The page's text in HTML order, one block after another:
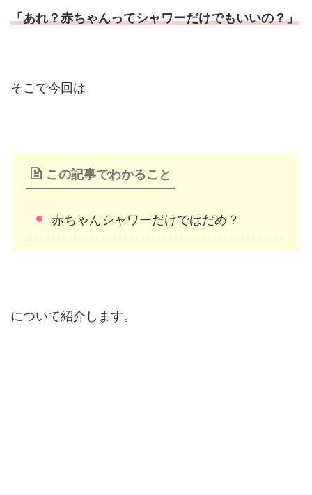
「あれ？赤ちゃんってシャワーだけでもいいの？」
そこで今回は
この記事でわかること
赤ちゃんシャワーだけではだめ？
について紹介します。